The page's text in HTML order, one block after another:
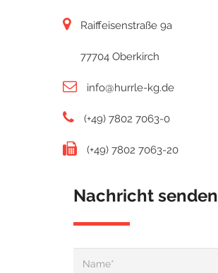
Raiffeisenstraße 9a
77704 Oberkirch
info@hurrle-kg.de
(+49) 7802 7063-0
(+49) 7802 7063-20
Nachricht senden